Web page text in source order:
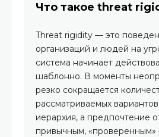
Что такое threat
Threat rigidity — это
организаций и людей на
система начинает
шаблонно. В моменты
резко сокращается
рассматриваемых
иерархия, а предпочтение
привычным,